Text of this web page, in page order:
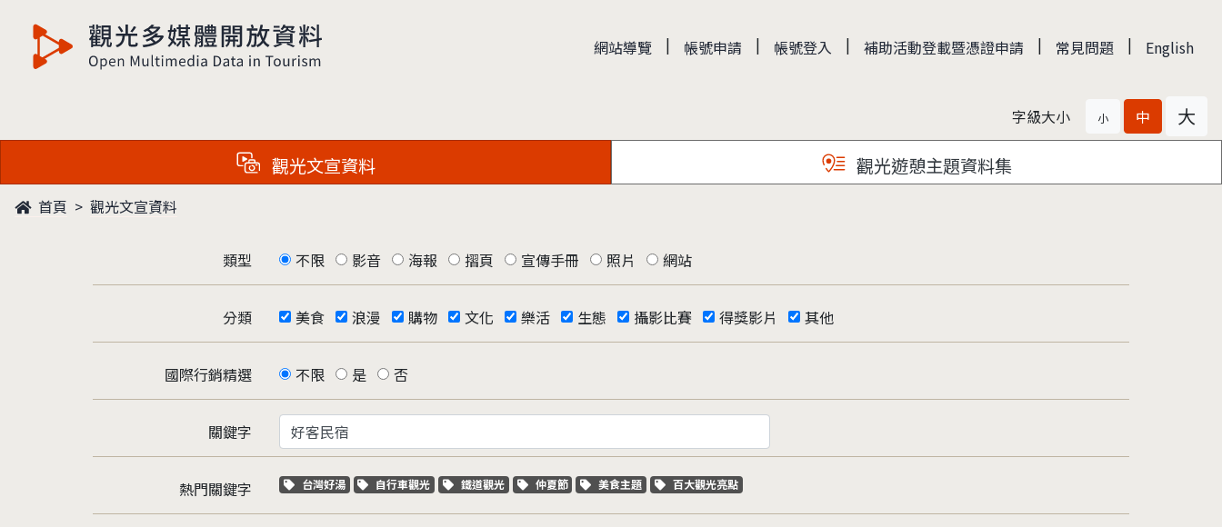
觀光多媒體開放資料 網站導覽 | 帳號申請 | 帳號登入 | 補助活動登載暨憑證申請 | 常見問題 | English
字級大小 小 中 大
觀光文宣資料 觀光遊憩主題資料集
首頁 觀光文宣資料
類型 不限 影音 海報 摺頁 宣傳手冊 照片 網站
分類 美食 浪漫 購物 文化 樂活 生態 攝影比賽 得獎影片 其他
國際行銷精選 不限 是 否
關鍵字
熱門關鍵字 關鍵字標籤
台灣好湯 關鍵字標籤
自行車觀光 關鍵字標籤
鐵道觀光 關鍵字標籤
仲夏節 關鍵字標籤
美食主題 關鍵字標籤
百大觀光亮點